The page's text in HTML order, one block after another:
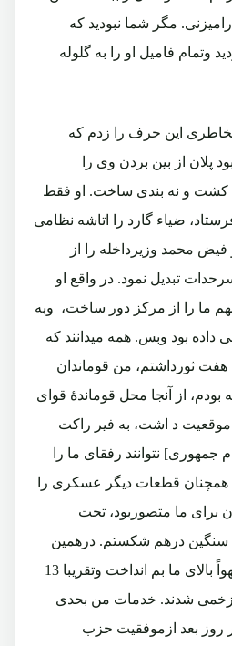
مگر شما نبودید که
وتمام فامیل او را به گلوله
این حرف را زدم که
پلان از بین بردن وی را
کشت و نه بندی ساخت. او فقط
ضیاء گارد را اتاشه نظامی
محمد وزیرداخله را از
تبدیل نمود. در واقع او
ما را از مرکز دور ساخت، وبه
داده بود وبس. همه میدانند که
ثورداشتم، من قوماندان
از آنجا محل قوماندۀ قوای
موقعیت د اشت، به فیر راکت
جمهوری] نتوانند رفقای ما را
قطعات دیگر عسکری را
برای ما متصوربود، تحت
درهم شکستم. درهمین
آوان بود که یک طیاره سهواً بالای ما بم انداخت وتقریبا 13
زخمی شدند. خدمات من بحدی
روز بعد ازموفقیت حزب